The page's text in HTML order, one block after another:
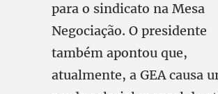
para o sindicato na Mesa
Negociação. O presidente
também apontou que,
atualmente, a GEA causa